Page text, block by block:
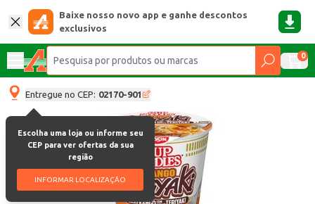
Baixe nosso novo app e ganhe descontos
exclusivos
0
Entregue no CEP: 02170-901
Escolha uma loja ou informe seu
CEP para ver ofertas da sua
região
INFORMAR LOCALIZAÇÃO